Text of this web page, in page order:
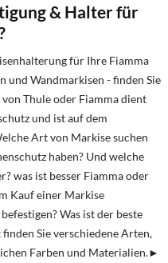
& Halter für
für Ihre Fiamma
und Wandmarkisen - finden Sie
von Thule oder Fiamma dient
und ist auf dem
Art von Markise suchen
haben? Und welche
was ist besser Fiamma oder
Kauf einer Markise
Was ist der beste
Sie verschiedene Arten,
Farben und Materialien.►